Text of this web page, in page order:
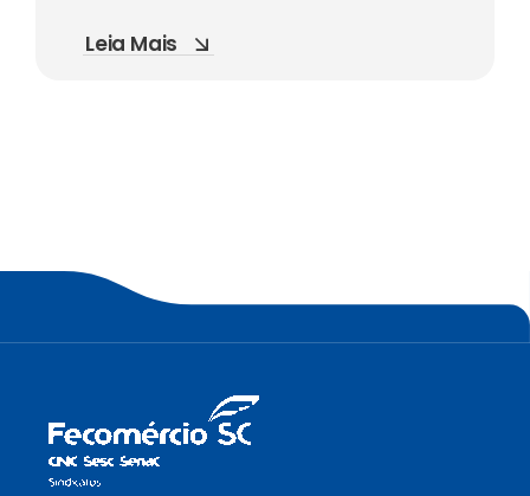
Leia Mais